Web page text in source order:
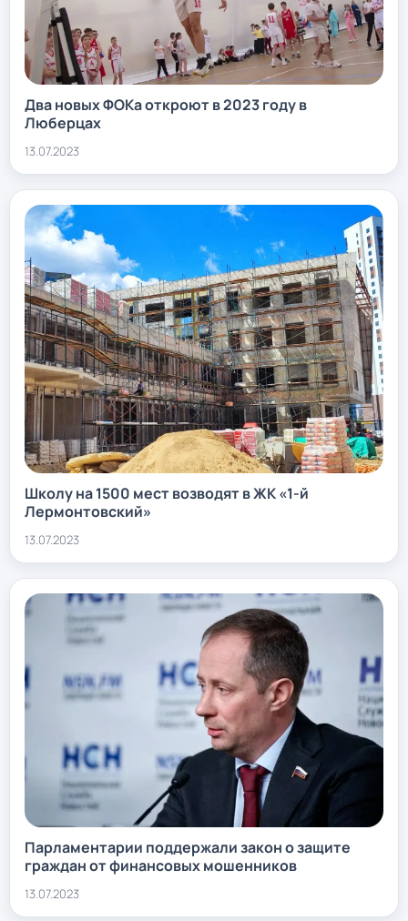
Два новых ФОКа откроют в 2023 году в
Люберцах
13.07.2023
Школу на 1500 мест возводят в ЖК «1-й
Лермонтовский»
13.07.2023
Парламентарии поддержали закон о защите
граждан от финансовых мошенников
13.07.2023